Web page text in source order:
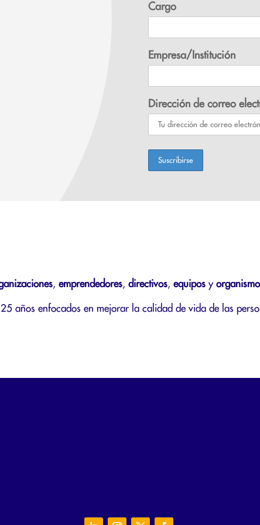
Cargo
Empresa/Institución
Dirección de correo
, emprendedores, directivos, equipos y
25 años enfocados en mejorar la calidad de vida de las